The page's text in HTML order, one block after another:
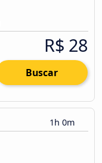
R$ 28
Buscar
1h 0m